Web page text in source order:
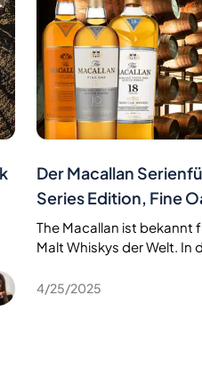
Der Macallan
Series Edition, Fine
Maturation
The Macallan ist bekannt
Malt Whiskys der Welt. In
Fine Oak und Triple Cask
4/25/2025